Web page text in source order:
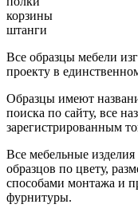
корзины
штанги
Все образцы мебели
проекту в
Образцы имеют
поиска по сайту, все
зарегистрированным
Все мебельные изделия
образцов по цвету,
способами монтажа и
фурнитуры.